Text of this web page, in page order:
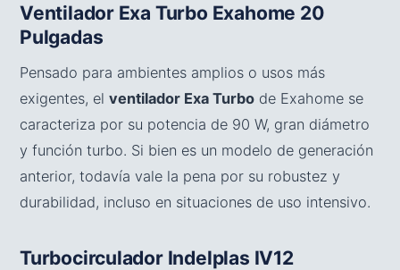
Ventilador Exa Turbo Exahome 20
Pulgadas
Pensado para ambientes amplios o usos más
exigentes, el ventilador Exa Turbo de Exahome se
caracteriza por su potencia de 90 W, gran diámetro
y función turbo. Si bien es un modelo de generación
anterior, todavía vale la pena por su robustez y
durabilidad, incluso en situaciones de uso intensivo.
Turbocirculador Indelplas IV12